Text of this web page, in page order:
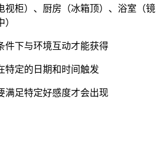
视柜）、厨房（冰箱顶）、浴室（镜
件下与环境互动才能获得
特定的日期和时间触发
满足特定好感度才会出现